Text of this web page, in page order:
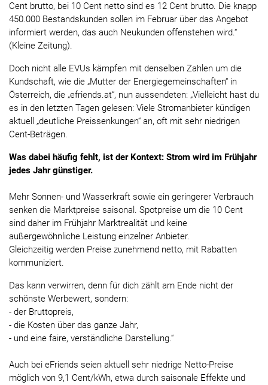
Cent brutto, bei 10 Cent netto sind es 12 Cent brutto. Die knapp
450.000 Bestandskunden sollen im Februar über das Angebot
informiert werden, das auch Neukunden offenstehen wird.“
(Kleine Zeitung).
Doch nicht alle EVUs kämpfen mit denselben Zahlen um die
Kundschaft, wie die „Mutter der Energiegemeinschaften“ in
Österreich, die „efriends.at“, nun aussendeten: „Vielleicht hast du
es in den letzten Tagen gelesen: Viele Stromanbieter kündigen
aktuell „deutliche Preissenkungen“ an, oft mit sehr niedrigen
Cent-Beträgen.
Was dabei häufig fehlt, ist der Kontext: Strom wird im Frühjahr
jedes Jahr günstiger.
Mehr Sonnen- und Wasserkraft sowie ein geringerer Verbrauch
senken die Marktpreise saisonal. Spotpreise um die 10 Cent
sind daher im Frühjahr Marktrealität und keine
außergewöhnliche Leistung einzelner Anbieter.
Gleichzeitig werden Preise zunehmend netto, mit Rabatten
kommuniziert.
Das kann verwirren, denn für dich zählt am Ende nicht der
schönste Werbewert, sondern:
- der Bruttopreis,
- die Kosten über das ganze Jahr,
- und eine faire, verständliche Darstellung.“
Auch bei eFriends seien aktuell sehr niedrige Netto-Preise
möglich von 9,1 Cent/kWh, etwa durch saisonale Effekte und